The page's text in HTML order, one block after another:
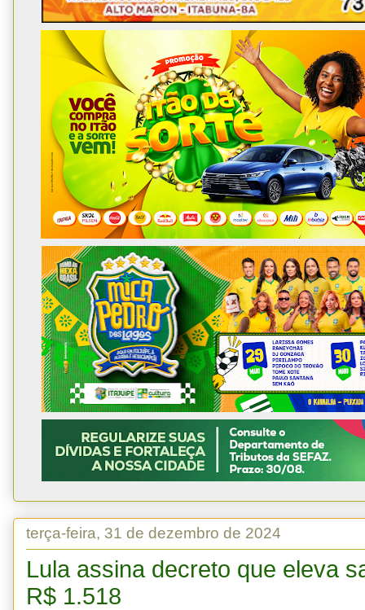
terça-feira, 31 de dezembro de 2024
Lula assina decreto que eleva
R$ 1.518